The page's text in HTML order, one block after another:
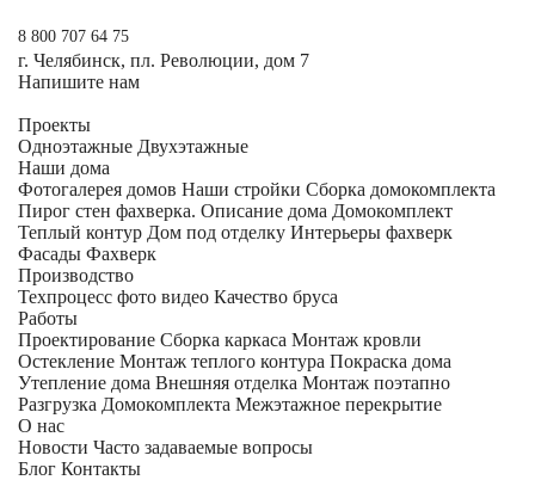
8 800 707 64 75
г. Челябинск, пл. Революции, дом 7
Напишите нам
Проекты
Одноэтажные Двухэтажные
Наши дома
Фотогалерея домов Наши стройки Сборка домокомплекта
Пирог стен фахверка. Описание дома Домокомплект
Теплый контур Дом под отделку Интерьеры фахверк
Фасады Фахверк
Производство
Техпроцесс фото видео Качество бруса
Работы
Проектирование Сборка каркаса Монтаж кровли
Остекление Монтаж теплого контура Покраска дома
Утепление дома Внешняя отделка Монтаж поэтапно
Разгрузка Домокомплекта Межэтажное перекрытие
О нас
Новости Часто задаваемые вопросы
Блог Контакты